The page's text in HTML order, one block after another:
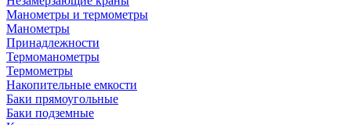
Манометры и термометры
Манометры
Принадлежности
Термоманометры
Термометры
Накопительные емкости
Баки прямоугольные
Баки подземные